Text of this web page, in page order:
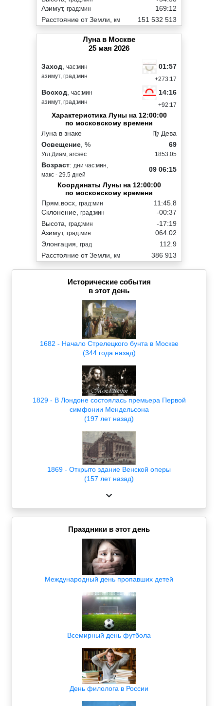
Азимут, град:мин
169:12
Расстояние от Земли, км 151 532 513
Луна в Москве
25 мая 2026
Заход час:мин
азимут, град:мин
01:57
+273:17
Восход час:мин
азимут, град:мин
14:16
+92:17
Характеристика Луны на 12:00:00
по московскому времени
Луна в знаке
♍ Дева
Освещение , %
Угл.Диам, arcsec
69
1853.05
Возраст: дни час:мин,
макс - 29.5 дней
09 06:15
Координаты Луны на 12:00:00
по московскому времени
Прям.восх, град:мин
Склонение, град:мин
11:45.8
-00:37
Высота, град:мин
Азимут, град:мин
-17:19
064:02
Элонгация, град
112.9
Расстояние от Земли, км 386 913
Исторические события
в этот день
1682 - Начало Стрелецкого бунта в Москве
(344 года назад)
1829 - В Лондоне состоялась премьера Первой
симфонии Мендельсона
(197 лет назад)
1869 - Открыто здание Венской оперы
(157 лет назад)
Праздники в этот день
Международный день пропавших детей
Всемирный день футбола
День филолога в России